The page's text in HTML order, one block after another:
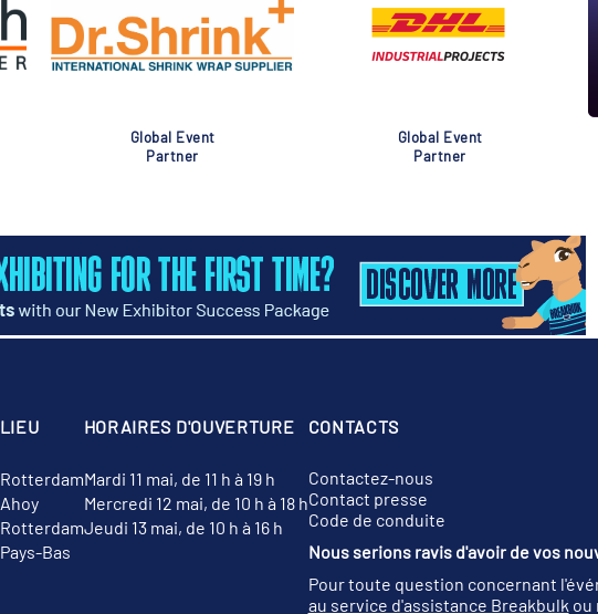
Global Event
Partner
Global Event
Partner
LIEU
Rotterdam
Ahoy
Rotterdam
Pays-Bas
HORAIRES D'OUVERTURE
Mardi 11 mai, de 11 h à 19 h
Mercredi 12 mai, de 10 h à 18 h
Jeudi 13 mai, de 10 h à 16 h
CONTACTS
Contactez-nous
Contact presse
Code de conduite
Nous serions ravis d'avoir de vos
Pour toute question concernant
au service d'assistance Breakbulk ou